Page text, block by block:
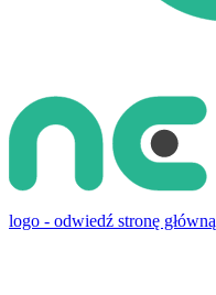
logo - odwiedź stronę główną